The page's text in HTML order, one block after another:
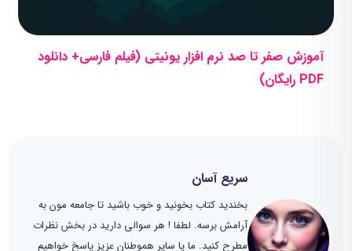
سریع آسان
بخندید کتاب بخونید و خوب باشید تا جامعه مون به
آرامش برسه. لطفا ! هر سوالی دارید در بخش نظرات
مطرح کنید. ما یا سایر هموطنان عزیز پاسخ خواهیم
آموزش صفر تا صد نرم افزار یونیتی (فیلم فارسی+ دانلود
PDF رایگان)